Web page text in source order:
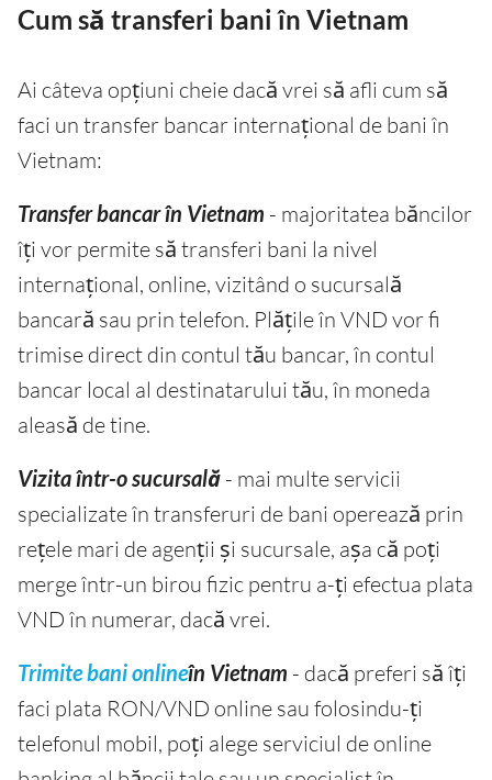
Cum să transferi bani în Vietnam
Ai câteva opțiuni cheie dacă vrei să afli cum să
faci un transfer bancar internațional de bani în
Vietnam:
Transfer bancar în Vietnam - majoritatea băncilor
îți vor permite să transferi bani la nivel
internațional, online, vizitând o sucursală
bancară sau prin telefon. Plățile în VND vor fi
trimise direct din contul tău bancar, în contul
bancar local al destinatarului tău, în moneda
aleasă de tine.
Vizita într-o sucursală - mai multe servicii
specializate în transferuri de bani operează prin
rețele mari de agenții și sucursale, așa că poți
merge într-un birou fizic pentru a-ți efectua plata
VND în numerar, dacă vrei.
Trimite bani onlineîn Vietnam - dacă preferi să îți
faci plata RON/VND online sau folosindu-ți
telefonul mobil, poți alege serviciul de online